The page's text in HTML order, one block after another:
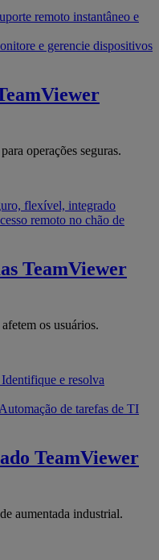
remoto instantâneo e
e gerencie dispositivos
operações seguras.
flexível, integrado
remoto no chão de
TeamViewer
os usuários.
Identifique e resolva
Automação de tarefas de TI
TeamViewer
aumentada industrial.